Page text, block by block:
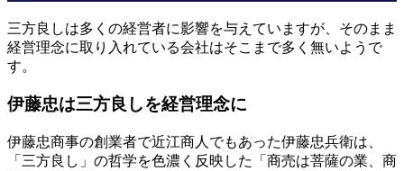
三方良しは多くの経営者に影響を与えていますが、そのまま
経営理念に取り入れている会社はそこまで多く無いようで
す。
伊藤忠は三方良しを経営理念に
伊藤忠商事の創業者で近江商人でもあった伊藤忠兵衛は、
「三方良し」の哲学を色濃く反映した「商売は菩薩の業、商